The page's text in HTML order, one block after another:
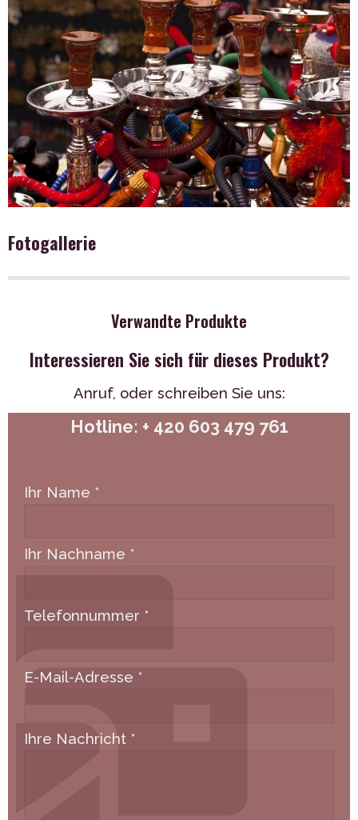
Fotogallerie
Verwandte Produkte
Interessieren Sie sich für dieses Produkt?
Anruf, oder schreiben Sie uns:
Hotline: + 420 603 479 761
Ihr Name *
Ihr Nachname *
Telefonnummer *
E-Mail-Adresse *
Ihre Nachricht *